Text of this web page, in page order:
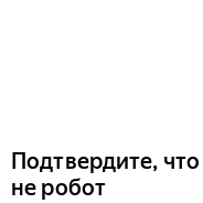
Подтвердите,
не робот